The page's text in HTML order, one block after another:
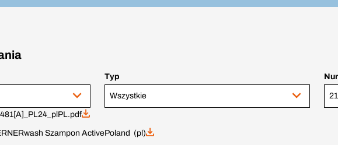
Typ
Wszystkie
Szampon ActivePoland (pl)